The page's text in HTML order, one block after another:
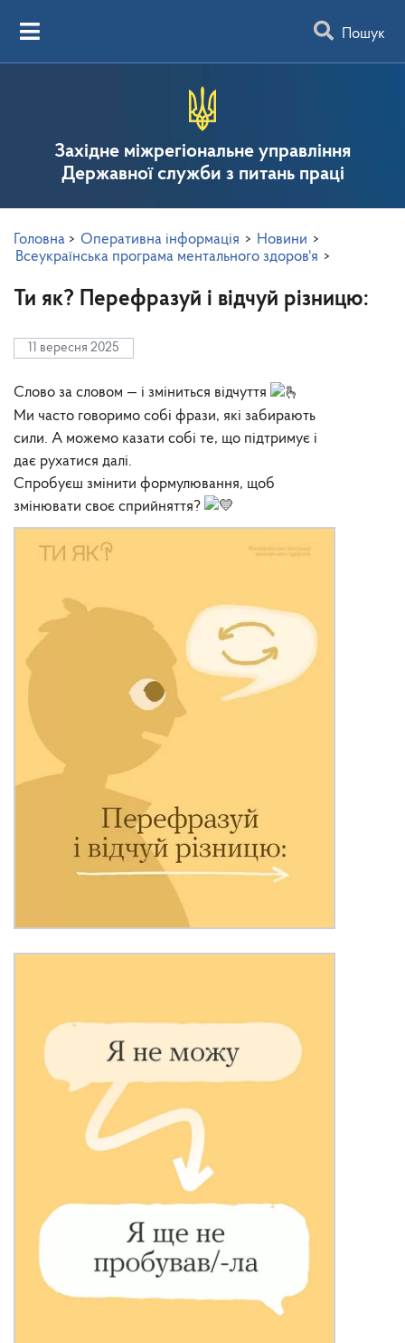
Пошук
Західне міжрегіональне управління
Державної служби з питань праці
Головна > Оперативна інформація > Новини >
Всеукраїнська програма ментального здоров'я >
Ти як? Перефразуй і відчуй різницю:
11 вересня 2025
Слово за словом — і зміниться відчуття
Ми часто говоримо собі фрази, які забирають
сили. А можемо казати собі те, що підтримує і
дає рухатися далі.
Спробуєш змінити формулювання, щоб
змінювати своє сприйняття?